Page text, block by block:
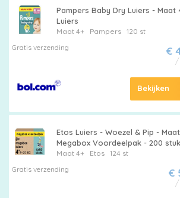
Pampers Baby Dry Luiers - Maat
Luiers
Maat 4+ Pampers
120 st
Gratis verzending
€
/
Bekijken
Etos Luiers - Woezel & Pip -
Megabox Voordeelpak - 200
Maat 4+ Etos
124 st
Gratis verzending
€
/